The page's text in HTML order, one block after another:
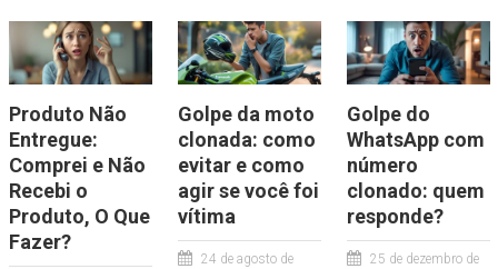
Produto Não
Entregue:
Comprei e Não
Recebi o
Produto, O Que
Fazer?
Golpe da moto
clonada: como
evitar e como
agir se você foi
vítima
24 de agosto de
Golpe do
WhatsApp com
número
clonado: quem
responde?
25 de dezembro de